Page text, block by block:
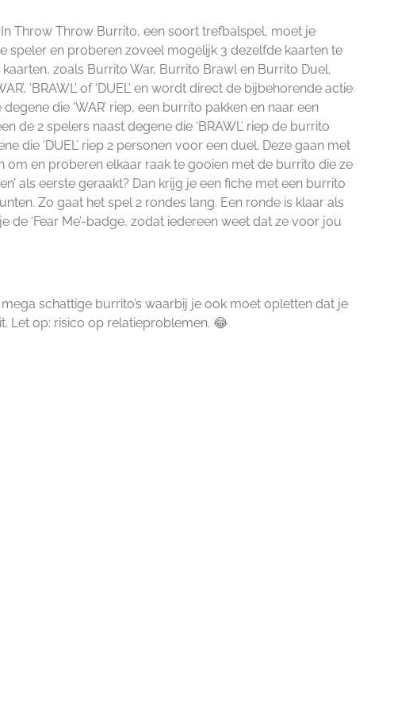
Throw Throw Burrito, een soort trefbalspel, moet je
en proberen zoveel mogelijk 3 dezelfde kaarten te
zoals Burrito War, Burrito Brawl en Burrito Duel.
‘BRAWL’ of ‘DUEL’ en wordt direct de bijbehorende actie
die ‘WAR’ riep, een burrito pakken en naar een
de 2 spelers naast degene die ‘BRAWL’ riep de burrito
die ‘DUEL’ riep 2 personen voor een duel. Deze gaan met
om en proberen elkaar raak te gooien met de burrito die ze
als eerste geraakt? Dan krijg je een fiche met een burrito
Zo gaat het spel 2 rondes lang. Een ronde is klaar als
‘Fear Me’-badge, zodat iedereen weet dat ze voor jou
schattige burrito’s waarbij je ook moet opletten dat je
Let op: risico op relatieproblemen. 😂